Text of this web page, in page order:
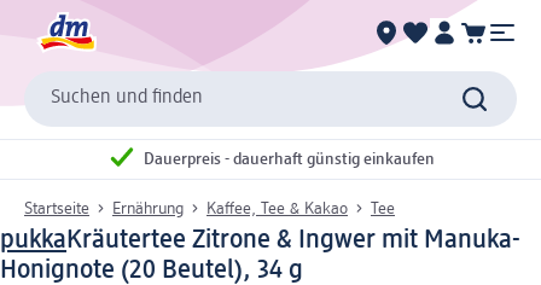
Suchen und finden
Dauerpreis - dauerhaft günstig einkaufen
Startseite Ernährung Kaffee, Tee & Kakao Tee
pukka Kräutertee Zitrone & Ingwer mit Manuka-
Honignote (20 Beutel), 34 g